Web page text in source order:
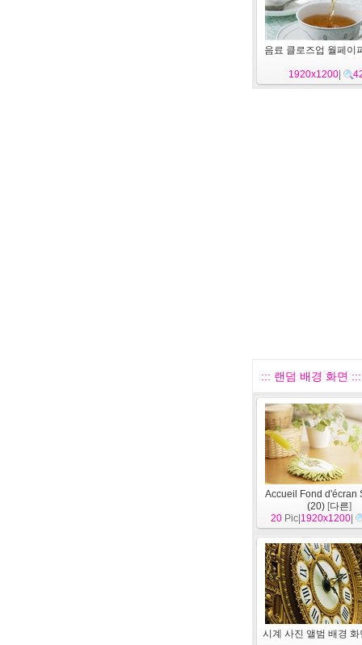
음료 클로즈업 월페이
1920x1200
::: 랜덤 배경 화면 :::
Accueil Fond d'écran
(20) [다른]
20 Pic| 1920x1200
시계 사진 앨범 배경 화